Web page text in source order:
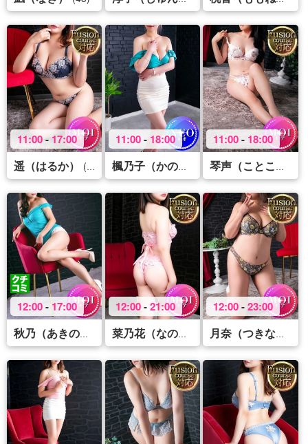
11:00-17:00
遥（はるか） (31)
11:00- 18:00
楓乃子（かのこ） (47)
11:00- 18:00
琴声（ことこ）
12:00- 17:00
秋乃（あきの）
12:00-21:00
菜乃花（なのは） (29)
12:00-23:00
月奈（つきな）